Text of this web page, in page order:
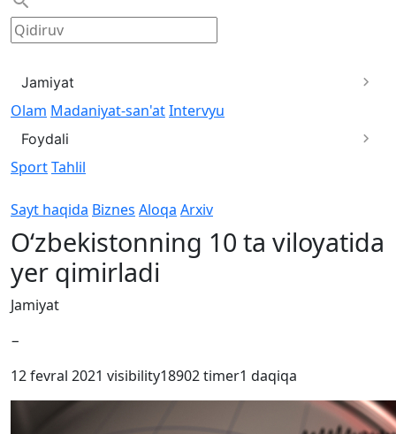
Jamiyat
Olam Madaniyat-san'atIntervyu
Foydali
SportTahlil
Sayt haqida Biznes Aloqa Arxiv
O‘zbekistonning 10 ta viloyatida
yer qimirladi
Jamiyat
−
12 fevral 2021 visibility18902timer1 daqiqa